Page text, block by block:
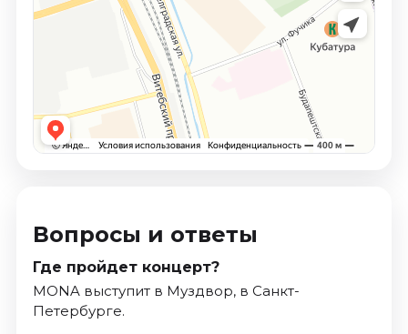
Вопросы и ответы
Где пройдет концерт?
MONA выступит в Муздвор, в Санкт-
Петербурге.